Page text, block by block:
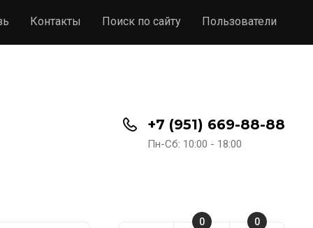
Контакты Поиск по сайту Пользователи
+7 (951) 669-88-88
Пн-Сб: 10:00 - 18:00
0 0